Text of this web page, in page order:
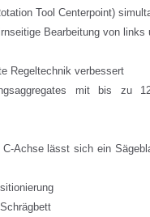
Tool Centerpoint)
Bearbeitung von links
Regeltechnik verbessert
mit bis zu
Achse lässt sich ein